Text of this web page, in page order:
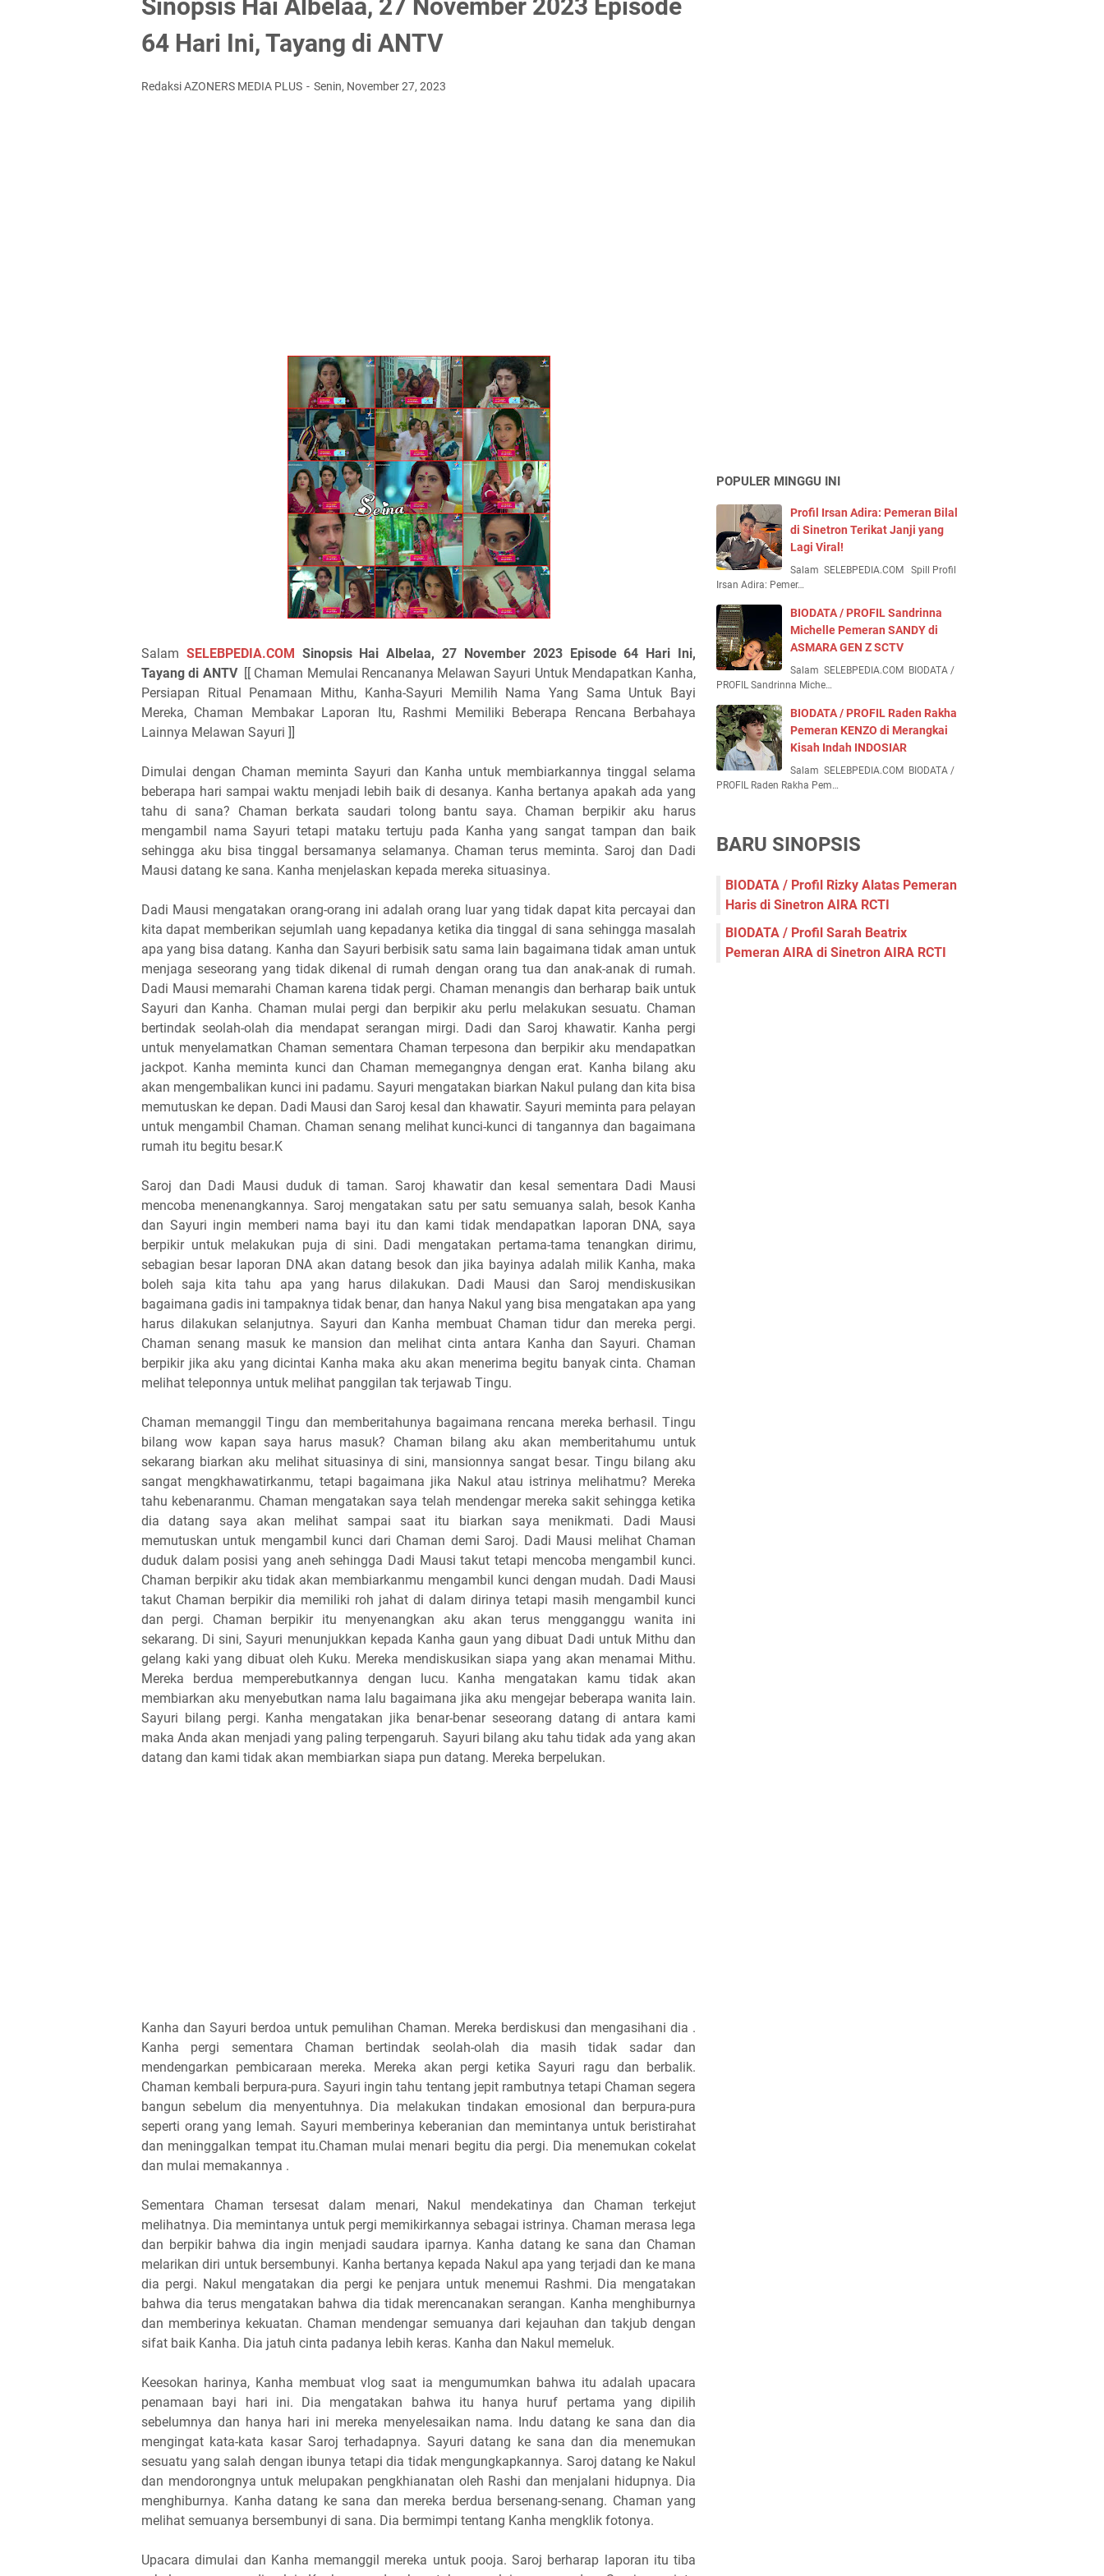
Sinopsis Hai Albelaa, 27 November 2023 Episode
64 Hari Ini, Tayang di ANTV
Redaksi AZONERS MEDIA PLUS Senin, November 27, 2023
Salam SELEBPEDIA.COM Sinopsis Hai Albelaa, 27 November 2023 Episode 64 Hari Ini,
Tayang di ANTV [[ Chaman Memulai Rencananya Melawan Sayuri Untuk Mendapatkan Kanha,
Persiapan Ritual Penamaan Mithu, Kanha-Sayuri Memilih Nama Yang Sama Untuk Bayi
Mereka, Chaman Membakar Laporan Itu, Rashmi Memiliki Beberapa Rencana Berbahaya
Lainnya Melawan Sayuri ]]
Dimulai dengan Chaman meminta Sayuri dan Kanha untuk membiarkannya tinggal selama
beberapa hari sampai waktu menjadi lebih baik di desanya. Kanha bertanya apakah ada yang
tahu di sana? Chaman berkata saudari tolong bantu saya. Chaman berpikir aku harus
mengambil nama Sayuri tetapi mataku tertuju pada Kanha yang sangat tampan dan baik
sehingga aku bisa tinggal bersamanya selamanya. Chaman terus meminta. Saroj dan Dadi
Mausi datang ke sana. Kanha menjelaskan kepada mereka situasinya.
Dadi Mausi mengatakan orang-orang ini adalah orang luar yang tidak dapat kita percayai dan
kita dapat memberikan sejumlah uang kepadanya ketika dia tinggal di sana sehingga masalah
apa yang bisa datang. Kanha dan Sayuri berbisik satu sama lain bagaimana tidak aman untuk
menjaga seseorang yang tidak dikenal di rumah dengan orang tua dan anak-anak di rumah.
Dadi Mausi memarahi Chaman karena tidak pergi. Chaman menangis dan berharap baik untuk
Sayuri dan Kanha. Chaman mulai pergi dan berpikir aku perlu melakukan sesuatu. Chaman
bertindak seolah-olah dia mendapat serangan mirgi. Dadi dan Saroj khawatir. Kanha pergi
untuk menyelamatkan Chaman sementara Chaman terpesona dan berpikir aku mendapatkan
jackpot. Kanha meminta kunci dan Chaman memegangnya dengan erat. Kanha bilang aku
akan mengembalikan kunci ini padamu. Sayuri mengatakan biarkan Nakul pulang dan kita bisa
memutuskan ke depan. Dadi Mausi dan Saroj kesal dan khawatir. Sayuri meminta para pelayan
untuk mengambil Chaman. Chaman senang melihat kunci-kunci di tangannya dan bagaimana
rumah itu begitu besar.K
Saroj dan Dadi Mausi duduk di taman. Saroj khawatir dan kesal sementara Dadi Mausi
mencoba menenangkannya. Saroj mengatakan satu per satu semuanya salah, besok Kanha
dan Sayuri ingin memberi nama bayi itu dan kami tidak mendapatkan laporan DNA, saya
berpikir untuk melakukan puja di sini. Dadi mengatakan pertama-tama tenangkan dirimu,
sebagian besar laporan DNA akan datang besok dan jika bayinya adalah milik Kanha, maka
boleh saja kita tahu apa yang harus dilakukan. Dadi Mausi dan Saroj mendiskusikan
bagaimana gadis ini tampaknya tidak benar, dan hanya Nakul yang bisa mengatakan apa yang
harus dilakukan selanjutnya. Sayuri dan Kanha membuat Chaman tidur dan mereka pergi.
Chaman senang masuk ke mansion dan melihat cinta antara Kanha dan Sayuri. Chaman
berpikir jika aku yang dicintai Kanha maka aku akan menerima begitu banyak cinta. Chaman
melihat teleponnya untuk melihat panggilan tak terjawab Tingu.
Chaman memanggil Tingu dan memberitahunya bagaimana rencana mereka berhasil. Tingu
bilang wow kapan saya harus masuk? Chaman bilang aku akan memberitahumu untuk
sekarang biarkan aku melihat situasinya di sini, mansionnya sangat besar. Tingu bilang aku
sangat mengkhawatirkanmu, tetapi bagaimana jika Nakul atau istrinya melihatmu? Mereka
tahu kebenaranmu. Chaman mengatakan saya telah mendengar mereka sakit sehingga ketika
dia datang saya akan melihat sampai saat itu biarkan saya menikmati. Dadi Mausi
memutuskan untuk mengambil kunci dari Chaman demi Saroj. Dadi Mausi melihat Chaman
duduk dalam posisi yang aneh sehingga Dadi Mausi takut tetapi mencoba mengambil kunci.
Chaman berpikir aku tidak akan membiarkanmu mengambil kunci dengan mudah. Dadi Mausi
takut Chaman berpikir dia memiliki roh jahat di dalam dirinya tetapi masih mengambil kunci
dan pergi. Chaman berpikir itu menyenangkan aku akan terus mengganggu wanita ini
sekarang. Di sini, Sayuri menunjukkan kepada Kanha gaun yang dibuat Dadi untuk Mithu dan
gelang kaki yang dibuat oleh Kuku. Mereka mendiskusikan siapa yang akan menamai Mithu.
Mereka berdua memperebutkannya dengan lucu. Kanha mengatakan kamu tidak akan
membiarkan aku menyebutkan nama lalu bagaimana jika aku mengejar beberapa wanita lain.
Sayuri bilang pergi. Kanha mengatakan jika benar-benar seseorang datang di antara kami
maka Anda akan menjadi yang paling terpengaruh. Sayuri bilang aku tahu tidak ada yang akan
datang dan kami tidak akan membiarkan siapa pun datang. Mereka berpelukan.
Kanha dan Sayuri berdoa untuk pemulihan Chaman. Mereka berdiskusi dan mengasihani dia .
Kanha pergi sementara Chaman bertindak seolah-olah dia masih tidak sadar dan
mendengarkan pembicaraan mereka. Mereka akan pergi ketika Sayuri ragu dan berbalik.
Chaman kembali berpura-pura. Sayuri ingin tahu tentang jepit rambutnya tetapi Chaman segera
bangun sebelum dia menyentuhnya. Dia melakukan tindakan emosional dan berpura-pura
seperti orang yang lemah. Sayuri memberinya keberanian dan memintanya untuk beristirahat
dan meninggalkan tempat itu.Chaman mulai menari begitu dia pergi. Dia menemukan cokelat
dan mulai memakannya .
Sementara Chaman tersesat dalam menari, Nakul mendekatinya dan Chaman terkejut
melihatnya. Dia memintanya untuk pergi memikirkannya sebagai istrinya. Chaman merasa lega
dan berpikir bahwa dia ingin menjadi saudara iparnya. Kanha datang ke sana dan Chaman
melarikan diri untuk bersembunyi. Kanha bertanya kepada Nakul apa yang terjadi dan ke mana
dia pergi. Nakul mengatakan dia pergi ke penjara untuk menemui Rashmi. Dia mengatakan
bahwa dia terus mengatakan bahwa dia tidak merencanakan serangan. Kanha menghiburnya
dan memberinya kekuatan. Chaman mendengar semuanya dari kejauhan dan takjub dengan
sifat baik Kanha. Dia jatuh cinta padanya lebih keras. Kanha dan Nakul memeluk.
Keesokan harinya, Kanha membuat vlog saat ia mengumumkan bahwa itu adalah upacara
penamaan bayi hari ini. Dia mengatakan bahwa itu hanya huruf pertama yang dipilih
sebelumnya dan hanya hari ini mereka menyelesaikan nama. Indu datang ke sana dan dia
mengingat kata-kata kasar Saroj terhadapnya. Sayuri datang ke sana dan dia menemukan
sesuatu yang salah dengan ibunya tetapi dia tidak mengungkapkannya. Saroj datang ke Nakul
dan mendorongnya untuk melupakan pengkhianatan oleh Rashi dan menjalani hidupnya. Dia
menghiburnya. Kanha datang ke sana dan mereka berdua bersenang-senang. Chaman yang
melihat semuanya bersembunyi di sana. Dia bermimpi tentang Kanha mengklik fotonya.
Upacara dimulai dan Kanha memanggil mereka untuk pooja. Saroj berharap laporan itu tiba
POPULER MINGGU INI
Profil Irsan Adira: Pemeran Bilal
di Sinetron Terikat Janji yang
Lagi Viral!
Salam SELEBPEDIA.COM Spill Profil
Irsan Adira: Pemer…
BIODATA / PROFIL Sandrinna
Michelle Pemeran SANDY di
ASMARA GEN Z SCTV
Salam SELEBPEDIA.COM BIODATA /
PROFIL Sandrinna Miche…
BIODATA / PROFIL Raden Rakha
Pemeran KENZO di Merangkai
Kisah Indah INDOSIAR
Salam SELEBPEDIA.COM BIODATA /
PROFIL Raden Rakha Pem…
BARU SINOPSIS
BIODATA / Profil Rizky Alatas Pemeran
Haris di Sinetron AIRA RCTI
BIODATA / Profil Sarah Beatrix
Pemeran AIRA di Sinetron AIRA RCTI